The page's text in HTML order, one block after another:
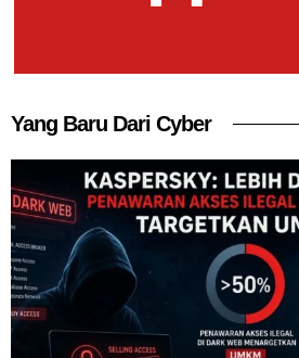
Yang Baru Dari Cyber